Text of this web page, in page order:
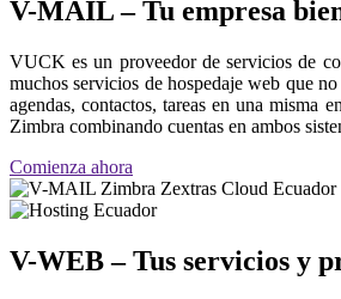
V-MAIL – Tu empresa
VUCK es un proveedor de servicios de
muchos servicios de hospedaje web que
agendas, contactos, tareas en una
Zimbra combinando cuentas en ambos
Comienza ahora
V-WEB – Tus servicios y